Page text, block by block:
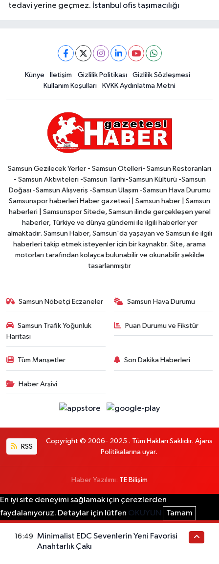
tedavi yerine geçmez. İstanbul ofis taşımacılığı
Künye İletişim Gizlilik Politikası
Gizlilik Sözleşmesi
Kullanım Koşulları
KVKK Aydınlatma Metni
Samsun Gezilecek Yerler - Samsun Otelleri- Samsun Restoranları
- Samsun Aktiviteleri -Samsun Tarihi-Samsun Kültürü -Samsun
Doğası -Samsun Alışveriş -Samsun Ulaşım -Samsun Hava Durumu
Samsunspor haberleri Haber gazetesi | Samsun haber | Samsun
haberleri | Samsunspor Sitede, Samsun ilinde gerçekleşen yerel
haberler, Türkiye ve dünya gündemi ile ilgili haberler yer
almaktadır. Samsun Haber, Samsun'da yaşayan ve Samsun ile ilgili
haberleri takip etmek isteyenler için bir kaynaktır. Site, arama
motorları tarafından kolayca bulunabilir ve okunabilir şekilde
tasarlanmıştır
Samsun Nöbetçi Eczaneler Samsun Hava Durumu
Samsun Trafik Yoğunluk
Haritası
Puan Durumu ve Fikstür
Tüm Manşetler Son Dakika Haberleri
Haber Arşivi
RSS
Copyright © 2006- 2025 . Tüm Hakları Saklıdır. Ajans
Politikalarına uyar.
Haber Yazılımı: TE Bilişim
En iyi site deneyimi sağlamak için çerezlerden
faydalanıyoruz. Detaylar için lütfen OKUYUN Tamam
16:49
Minimalist EDC Sevenlerin Yeni Favorisi
Anahtarlık Çakı